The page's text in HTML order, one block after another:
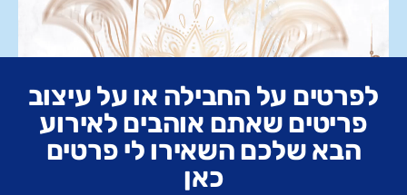
לפרטים על החבילה או על עיצוב
פריטים שאתם אוהבים לאירוע
הבא שלכם השאירו לי פרטים
כאן